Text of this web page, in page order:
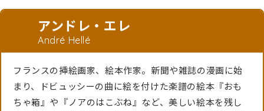
アンドレ・エレ
André Hellé
フランスの挿絵画家、絵本作家。新聞や雑誌の漫画に始
まり、ドビュッシーの曲に絵を付けた楽譜の絵本『おも
ちゃ箱』や『ノアのはこぶね』など、美しい絵本を残し